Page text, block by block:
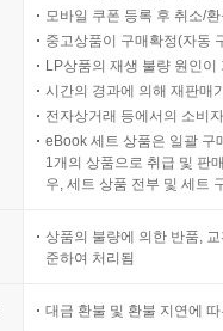
모바일 쿠폰 등록 후 취소/
중고상품이 구매확정(자동
LP상품의 재생 불량 원인
시간의 경과에 의해 재판매
전자상거래 등에서의 소비
eBook 세트 상품은 일괄 구
1개의 상품으로 취급 및 판
우, 세트 상품 전부 및 세트
상품의 불량에 의한 반품,
준하여 처리됨
대금 환불 및 환불 지연에